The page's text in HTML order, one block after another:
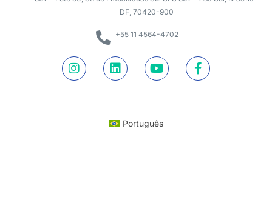
DF, 70420-900
+55 11 4564-4702
Português